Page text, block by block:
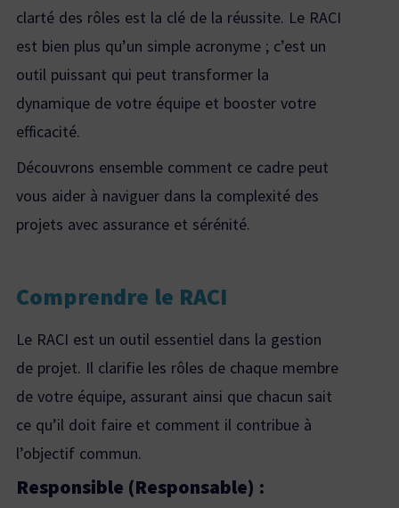
clarté des rôles est la clé de la réussite. Le RACI
est bien plus qu’un simple acronyme ; c’est un
outil puissant qui peut transformer la
dynamique de votre équipe et booster votre
efficacité.
Découvrons ensemble comment ce cadre peut
vous aider à naviguer dans la complexité des
projets avec assurance et sérénité.
Comprendre le RACI
Le RACI est un outil essentiel dans la gestion
de projet. Il clarifie les rôles de chaque membre
de votre équipe, assurant ainsi que chacun sait
ce qu’il doit faire et comment il contribue à
l’objectif commun.
Responsible (Responsable) :